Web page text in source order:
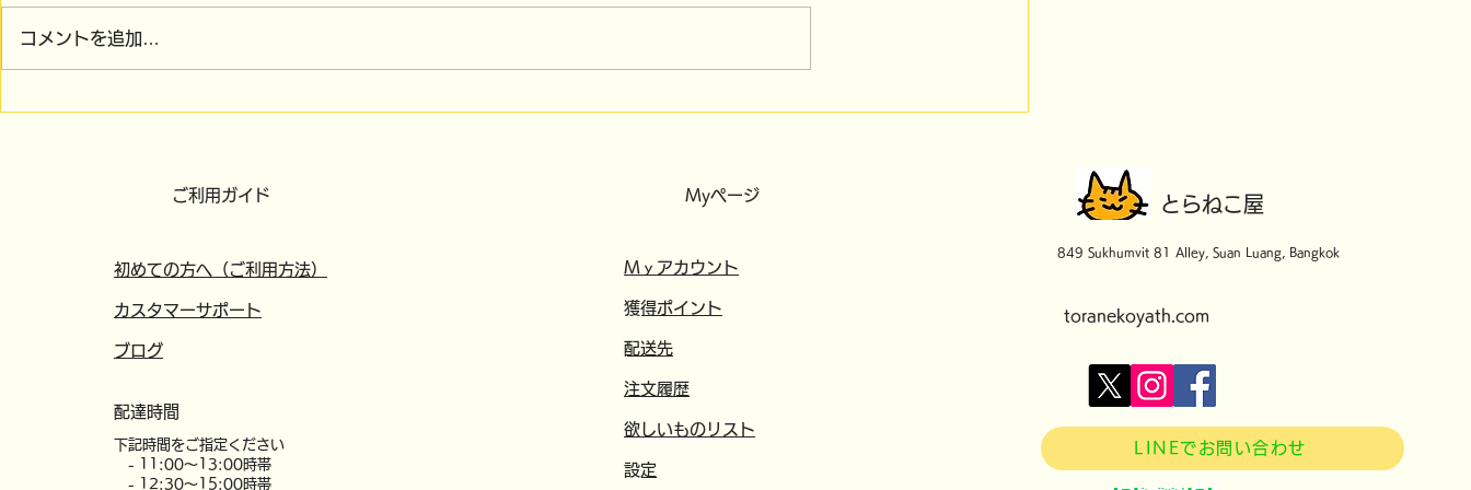
コメントを追加…
ご利用ガイド
初めての方へ（ご利用方法）
カスタマーサポート
​ブログ
配達時間
​下記時間をご指定ください
- 11:00～13:00時帯
- 12:30～15:00時帯
Myページ
​​Mｙアカウント
​獲得ポイント
​配送先
注文履歴
欲しいものリスト
​設定
​とらねこ屋
849 Sukhumvit 81 Alley, Suan Luang, Bangkok
toranekoyath.com
LINEでお問い合わせ